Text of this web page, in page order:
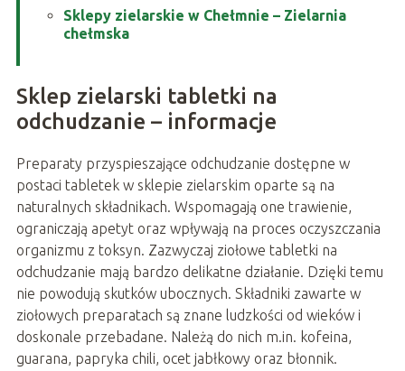
Sklepy zielarskie w Chełmnie – Zielarnia
chełmska
Sklep zielarski tabletki na
odchudzanie – informacje
Preparaty przyspieszające odchudzanie dostępne w
postaci tabletek w sklepie zielarskim oparte są na
naturalnych składnikach. Wspomagają one trawienie,
ograniczają apetyt oraz wpływają na proces oczyszczania
organizmu z toksyn. Zazwyczaj ziołowe tabletki na
odchudzanie mają bardzo delikatne działanie. Dzięki temu
nie powodują skutków ubocznych. Składniki zawarte w
ziołowych preparatach są znane ludzkości od wieków i
doskonale przebadane. Należą do nich m.in. kofeina,
guarana, papryka chili, ocet jabłkowy oraz błonnik.